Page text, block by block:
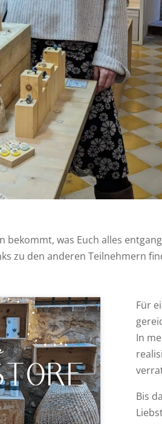
bekommt, was Euch alles
zu den anderen Teilnehmern
cookies and
Für
In
Bis